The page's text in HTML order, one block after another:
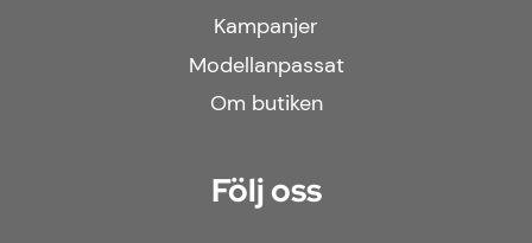
Kampanjer
Modellanpassat
Om butiken
Följ oss